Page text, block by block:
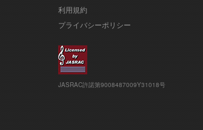
利用規約
プライバシーポリシー
JASRAC許諾第9008487009Y31018号